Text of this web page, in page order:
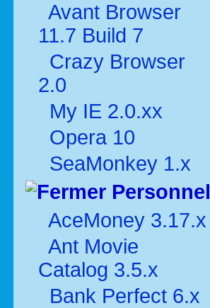
Avant Browser
11.7 Build 7
Crazy Browser
2.0
My IE 2.0.xx
Opera 10
SeaMonkey 1.x
Personnel
AceMoney 3.17.x
Ant Movie
Catalog 3.5.x
Bank Perfect 6.x